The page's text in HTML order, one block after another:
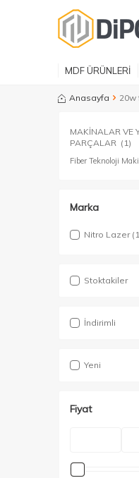
MDF ÜRÜNLERİ
Anasayfa 20w
MAKİNALAR VE
PARÇALAR (1)
Fiber Teknoloji
Marka
Nitro Lazer
Stoktakiler
İndirimli
Yeni
Fiyat